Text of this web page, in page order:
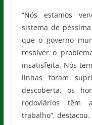
“Nós estamos
sistema de
que o governo
resolver o
insatisfeita. Nós
linhas foram
descoberta, os
rodoviários têm
trabalho”, destacou.